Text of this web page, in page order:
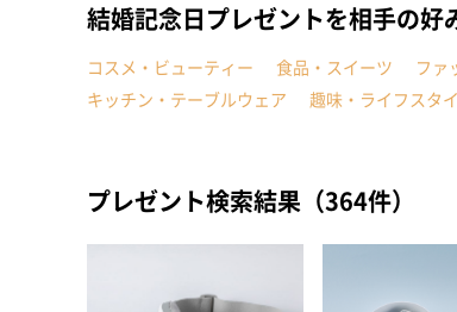
結婚記念日プレゼントを相手の好
コスメ・ビューティー 食品・スイーツ ファ
キッチン・テーブルウェア
趣味・ライフスタ
プレゼント検索結果（364件）